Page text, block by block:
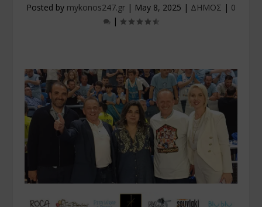
Posted by mykonos247.gr | May 8, 2025 | ΔΗΜΟΣ | 0
|